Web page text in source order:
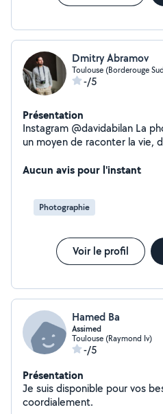
Dmitry Abramov
Toulouse (Borderouge
-/5
Présentation
Instagram @davidabilan La photographie est pour moi
un moyen de raconter la vie,
romantisme, urbanisme et
des personnes et dans la vie
Aucun avis pour l'instant
Photographie
Voir le profil
Hamed Ba
Assimed
Toulouse (Raymond Iv)
-/5
Présentation
Je suis disponible pour vos
coordialement.